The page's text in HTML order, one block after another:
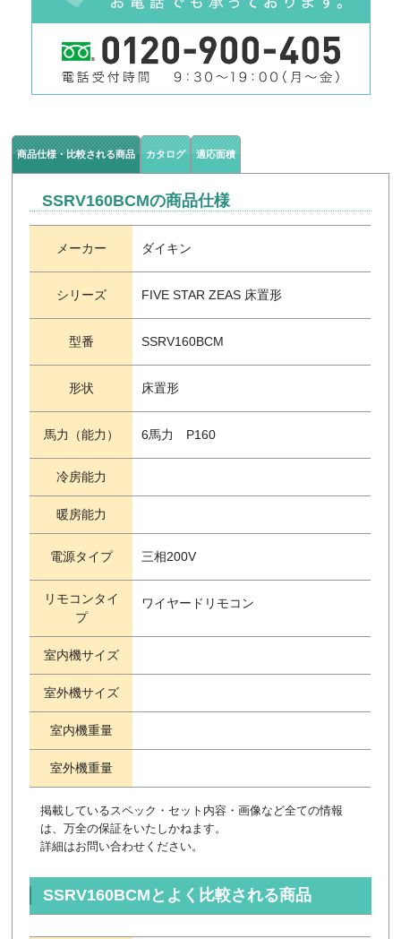
商品仕様・比較される商品 カタログ 適応面積
SSRV160BCMの商品仕様
メーカー ダイキン
シリーズ FIVE STAR ZEAS 床置形
型番 SSRV160BCM
形状 床置形
馬力（能力） 6馬力 P160
冷房能力
暖房能力
電源タイプ 三相200V
リモコンタイ
プ
ワイヤードリモコン
室内機サイズ
室外機サイズ
室内機重量
室外機重量
掲載しているスペック・セット内容・画像など全ての情報
は、万全の保証をいたしかねます。
詳細はお問い合わせください。
SSRV160BCMとよく比較される商品